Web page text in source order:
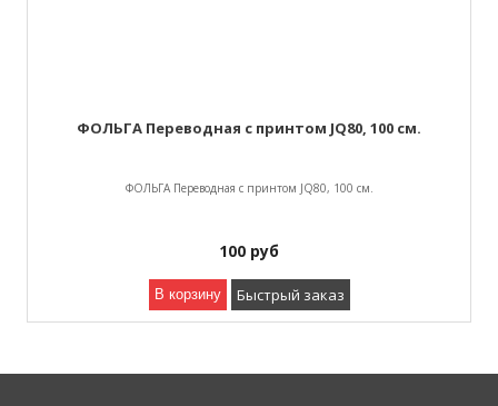
ФОЛЬГА Переводная с принтом JQ80, 100 см.
ФОЛЬГА Переводная с принтом JQ80, 100 см.
100 руб
В корзину Быстрый заказ